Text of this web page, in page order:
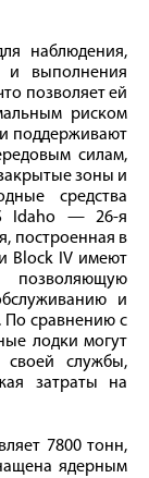
наблюдения,
и выполнения
позволяет ей
риском
поддерживают
силам,
зоны и
средства
Idaho — 26-я
построенная в
Block IV имеют
позволяющую
и
По сравнению с
лодки могут
службы,
затраты на
7800 тонн,
ядерным